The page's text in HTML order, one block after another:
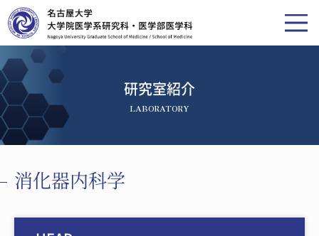
研究室紹介
LABORATORY
消化器内科学